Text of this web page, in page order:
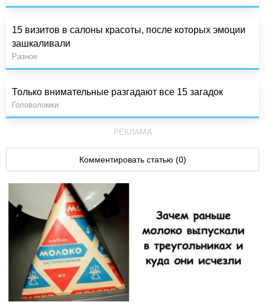
15 визитов в салоны красоты, после которых эмоции
зашкаливали
Разное
Только внимательные разгадают все 15 загадок
Головоломки
РЕКЛАМА
Комментировать статью (0)